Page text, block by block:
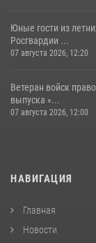
Юные гости из
Росгвардии ...
07 августа 2026, 12:20
Ветеран войск
выпуска «...
07 августа 2026, 12:00
НАВИГАЦИЯ
Главная
Новости